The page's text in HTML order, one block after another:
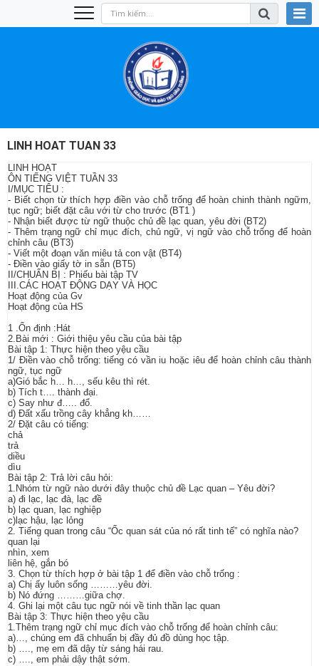
LINH HOAT TUAN 33
LINH HOẠT
ÔN TIẾNG VIỆT TUẦN 33
I/MỤC TIÊU :
- Biết chọn từ thích hợp điền vào chỗ trống để hoàn chinh thành ngữm,
tục ngữ; biết đặt câu với từ cho trước (BT1 )
- Nhận biết được từ ngữ thuộc chủ đề lạc quan, yêu đời (BT2)
- Thêm trạng ngữ chỉ mục đích, chủ ngữ, vị ngữ vào chỗ trống để hoàn
chỉnh câu (BT3)
- Viết một đoạn văn miêu tả con vật (BT4)
- Điền vào giấy tờ in sẵn (BT5)
II/CHUẨN BỊ : Phiếu bài tập TV
III.CÁC HOẠT ĐỘNG DẠY VÀ HỌC
Hoạt động của Gv
Hoạt động của HS
1 .Ổn định :Hát
2.Bài mới : Giới thiệu yêu cầu của bài tập
Bài tập 1: Thực hiện theo yệu cầu
1/ Điền vào chỗ trống: tiếng có vần iu hoặc iêu để hoàn chỉnh câu thành
ngữ, tục ngữ
a)Gió bắc h… h…, sếu kêu thì rét.
b) Tích t…. thành đại.
c) Say như đ….. đổ.
d) Đất xấu trồng cây khẳng kh……
2/ Đặt câu có tiếng:
chả
trả
diều
dìu
Bài tập 2: Trả lời câu hỏi:
1.Nhóm từ ngữ nào dưới đây thuộc chủ đề Lạc quan – Yêu đời?
a) đi lạc, lạc đà, lạc đề
b) lạc quan, lạc nghiệp
c)lạc hậu, lạc lỏng
2. Tiếng quan trong câu “Ốc quan sát của nó rất tinh tế” có nghĩa nào?
quan lại
nhìn, xem
liên hệ, gắn bó
3. Chọn từ thích hợp ở bài tập 1 để điền vào chỗ trống :
a) Chị ấy luôn sống ………yêu đời.
b) Nó đứng ………giữa chợ.
4. Ghi lại một câu tục ngữ nói về tinh thần lạc quan
Bài tập 3: Thực hiện theo yệu cầu
1.Thêm trạng ngữ chỉ mục đích vào chỗ trống để hoàn chỉnh câu:
a)…, chúng em đã chhuẩn bị đầy đủ đồ dùng học tập.
b) …., mẹ em đã dậy từ sáng hái rau.
c) …., em phải dậy thật sớm.